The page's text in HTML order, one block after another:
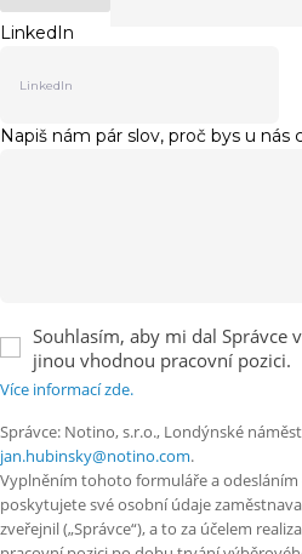
LinkedIn
Napiš nám pár slov, proč bys u nás
Souhlasím, aby mi dal Správce
jinou vhodnou pracovní pozici.
Více informací zde.
Správce: Notino, s.r.o., Londýnské
jan.hubinsky@notino.com.
Vyplněním tohoto formuláře a
poskytujete své osobní údaje
zveřejnil („Správce“), a to za účelem